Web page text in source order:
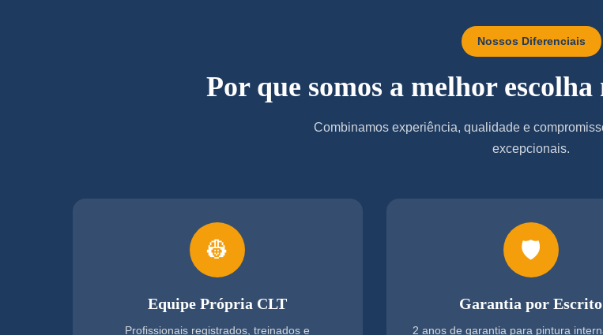
Nossos Diferenciais
Por que somos a melhor
Combinamos experiência, qualidade e
excepcionais.
👷
Equipe Própria CLT
Profissionais registrados, treinados e
🛡️
Garantia por Escrito
2 anos de garantia para pintura